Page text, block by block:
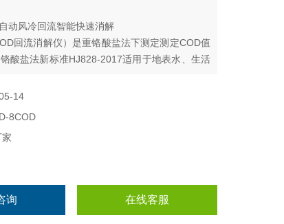
动风冷回流智能快速消解
回流消解仪）是重铬酸盐法下测定测定COD值
酸盐法新标准HJ828-2017适用于地表水、生活
14
8COD
询 在线客服